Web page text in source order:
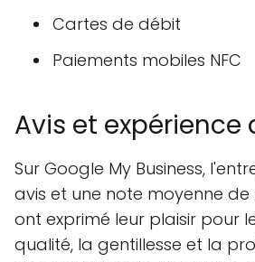
Cartes de débit
Paiements mobiles NFC
Avis et expérience
Sur Google My Business,
avis et une note moyenne de
ont exprimé leur plaisir pour
qualité, la gentillesse et la